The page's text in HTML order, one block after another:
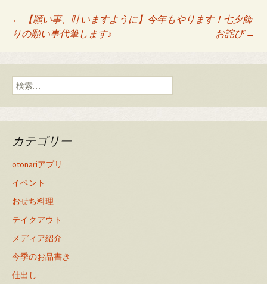
Post
navigation
←
【願い事、叶いますように】今年もやります！七夕飾
りの願い事代筆します♪
お詫び→
検
索:
カテゴリー
otonariアプリ
イベント
おせち料理
テイクアウト
メディア紹介
今季のお品書き
仕出し